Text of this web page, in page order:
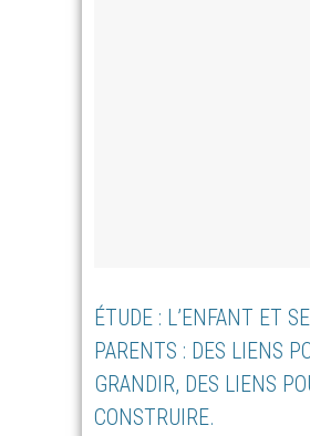
ÉTUDE : L’ENFANT ET
PARENTS : DES LIENS
GRANDIR, DES LIENS
CONSTRUIRE.